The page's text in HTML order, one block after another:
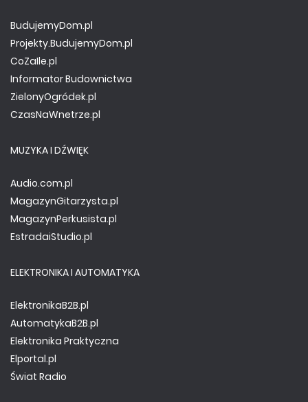
BudujemyDom.pl
Projekty.BudujemyDom.pl
CoZaIle.pl
Informator Budownictwa
ZielonyOgródek.pl
CzasNaWnetrze.pl
MUZYKA I DŹWIĘK
Audio.com.pl
MagazynGitarzysta.pl
MagazynPerkusista.pl
EstradaiStudio.pl
ELEKTRONIKA I AUTOMATYKA
ElektronikaB2B.pl
AutomatykaB2B.pl
Elektronika Praktyczna
Elportal.pl
Świat Radio